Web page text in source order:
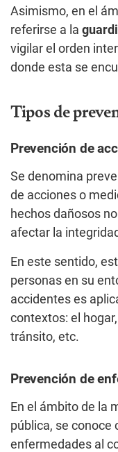
Asimismo, en el
referirse a la
vigilar el orden
donde esta se
Tipos de
Prevención de
Se denomina
de acciones o
hechos dañosos
afectar la
En este sentido,
personas en su
accidentes es
contextos: el
tránsito, etc.
Prevención de
En el ámbito de la
pública, se conoce
enfermedades al